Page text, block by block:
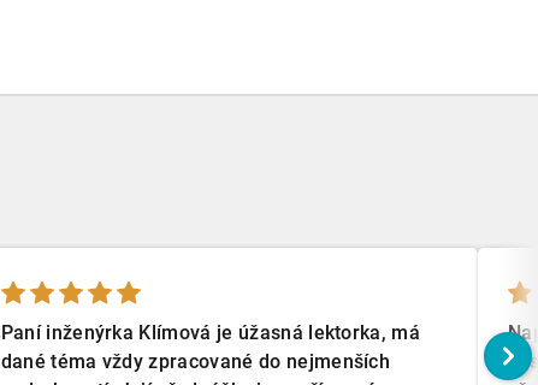
Paní inženýrka Klímová je úžasná lektorka, má
dané téma vždy zpracované do nejmenších
je